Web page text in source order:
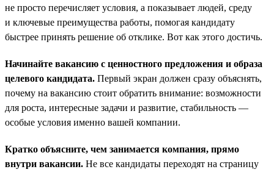
не просто перечисляет условия, а показывает людей, среду
и ключевые преимущества работы, помогая кандидату
быстрее принять решение об отклике. Вот как этого достичь.
Начинайте вакансию с ценностного предложения и образа
целевого кандидата. Первый экран должен сразу объяснять,
почему на вакансию стоит обратить внимание: возможности
для роста, интересные задачи и развитие, стабильность —
особые условия именно вашей компании.
Кратко объясните, чем занимается компания, прямо
внутри вакансии. Не все кандидаты переходят на страницу